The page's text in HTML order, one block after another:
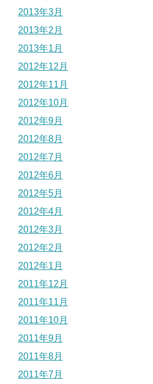
2013年3月
2013年2月
2013年1月
2012年12月
2012年11月
2012年10月
2012年9月
2012年8月
2012年7月
2012年6月
2012年5月
2012年4月
2012年3月
2012年2月
2012年1月
2011年12月
2011年11月
2011年10月
2011年9月
2011年8月
2011年7月